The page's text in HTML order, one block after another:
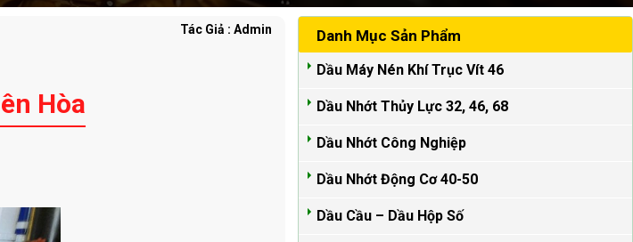
Tác Giả : Admin
Hòa
Danh Mục Sản Phẩm
Dầu Máy Nén Khí Trục Vít 46
Dầu Nhớt Thủy Lực 32, 46, 68
Dầu Nhớt Công Nghiệp
Dầu Nhớt Động Cơ 40-50
Dầu Cầu – Dầu Hộp Số